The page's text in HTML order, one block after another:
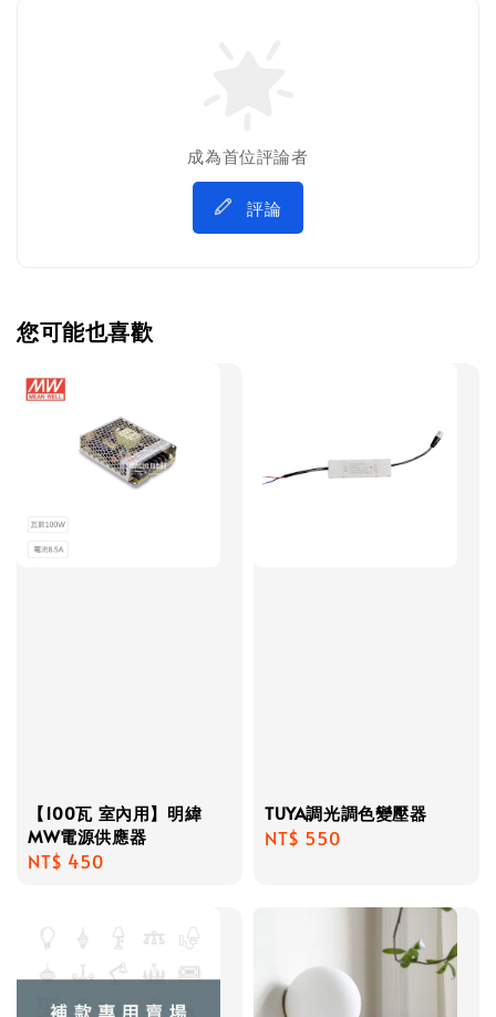
成為首位評論者
評論
您可能也喜歡
【100瓦 室內用】明緯
MW電源供應器
Regular
NT$ 450
TUYA調光調色變壓器
Regular
NT$ 550